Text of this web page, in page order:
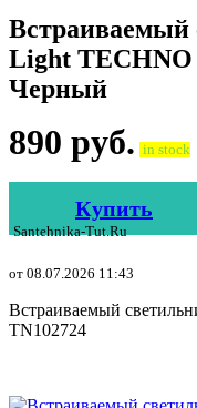
Встраиваемый
Light TECHNO
Черный
890 руб. in stock
Купить
Santehnika-Tut.ru
от 08.07.2026 11:43
Встраиваемый
TN102724